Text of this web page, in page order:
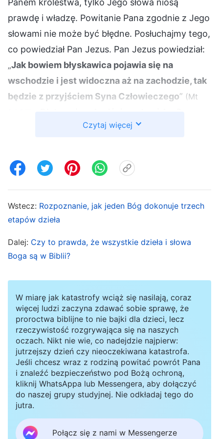
prawdę i władzę. Powitanie Pana zgodnie z Jego
słowami nie może być błędne. Posłuchajmy tego,
co powiedział Pan Jezus. Pan Jezus powiedział:
„Jak bowiem błyskawica pojawia się na
wschodzie i jest widoczna aż na zachodzie, tak
będzie z przyjściem Syna Człowieczego” (Mt
Człowieczy przyjdzie o godzinie, której się nie
rozległ się krzyk: Oblubieniec idzie, wyjdźcie
mu na spotkanie!
(Mt 25:6). „Oto stoję u drzwi i
pukam. Jeśli ktoś usłyszy mój głos i otworzy
drzwi, wejdę do niego i spożyję z nim
wieczerzę, a on ze mną
słuchają mego głosu i ja je znam, a one idą za
mną”(J 10:27). „
w proroctwach o swoim powrocie Pan zawsze
mówił o „Synu Człowieczym”, „ o przyjściu Syna
Człowieczego”, „o tym, że Syn Człowieczy
przyjdzie”, „usłyszy mój głos i otworzy drzwi
Moje owce słuchają mego głosu”. Te kluczowe
wypowiedzi mówią nam, że Pan powraca w ciele
jako Syn Człowieczy, przychodzi, by mówić, by
pukać do drzwi. Ci, którzy słyszą głos Pana i
otwierają drzwi, to panny mądre, które witają
Pana i biorą udział w Jego uczcie. Są porwane
Czytaj więcej
Wstecz: Rozpoznanie, jak jeden Bóg dokonuje trzech
etapów dzieła
Dalej: Czy to prawda, że wszystkie dzieła i słowa
Boga są w Biblii?
W miarę jak katastrofy wciąż się nasilają, coraz
więcej ludzi zaczyna zdawać sobie sprawę, że
proroctwa biblijne to nie bajki dla dzieci, lecz
rzeczywistość rozgrywająca się na naszych
oczach. Nikt nie wie, co nadejdzie najpierw:
jutrzejszy dzień czy nieoczekiwana katastrofa.
Jeśli chcesz wraz z rodziną powitać powrót Pana
i znaleźć bezpieczeństwo pod Bożą ochroną,
kliknij WhatsAppa lub Messengera, aby dołączyć
do naszej grupy studyjnej. Nie odkładaj tego do
jutra.
Połącz się z nami w Messengerze